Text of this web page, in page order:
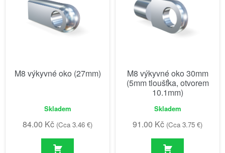
M8 výkyvné oko (27mm)
Skladem
84.00 Kč (Cca 3.46 €)
M8 výkyvné oko 30mm
(5mm tloušťka, otvorem
10.1mm)
Skladem
91.00 Kč (Cca 3.75 €)